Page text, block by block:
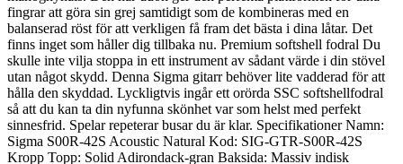
fingrar att göra sin grej samtidigt som de kombineras med en
balanserad röst för att verkligen få fram det bästa i dina låtar. Det
finns inget som håller dig tillbaka nu. Premium softshell fodral Du
skulle inte vilja stoppa in ett instrument av sådant värde i din stövel
utan något skydd. Denna Sigma gitarr behöver lite vadderad för att
hålla den skyddad. Lyckligtvis ingår ett orörda SSC softshellfodral
så att du kan ta din nyfunna skönhet var som helst med perfekt
sinnesfrid. Spelar repeterar busar du är klar. Specifikationer Namn:
Sigma S00R-42S Acoustic Natural Kod: SIG-GTR-S00R-42S
Kropp Topp: Solid Adirondack-gran Baksida: Massiv indisk